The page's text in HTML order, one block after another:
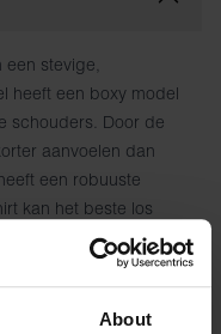
About
een stevige,
heeft een boxy model
schouders. Door de
aanvoelen dan
een robuuste
kan het beste los
onder een jasje
g/m²